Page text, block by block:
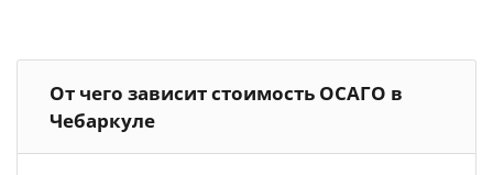
От чего зависит стоимость ОСАГО в
Чебаркуле